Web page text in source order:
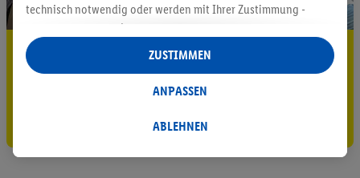
5.95 € Versand sparen³²ᵃ
Gutschein sichern!
technisch notwendig oder werden mit Ihrer Zustimmung -
auch durch Partner (u.a.
Verantwortliche; im Zusammenhang mit dem IAB TCF
insgesamt
Statistik-Erstellung oder für personalisierte Werbung
Datenverarbeitungen für personalisierte Werbung werden
ABLEHNEN
ANPASSEN
ZUSTIMMEN